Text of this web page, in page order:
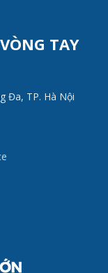
TAY
Đa, TP. Hà Nội